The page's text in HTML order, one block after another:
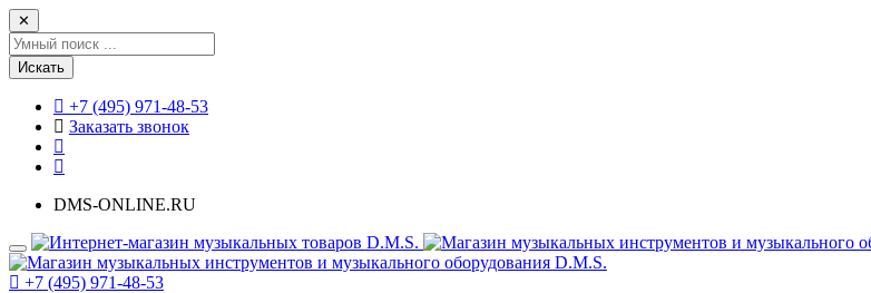
✕
Искать
+7 (495) 971-48-53
Заказать звонок
DMS-ONLINE.RU
+7 (495) 971-48-53